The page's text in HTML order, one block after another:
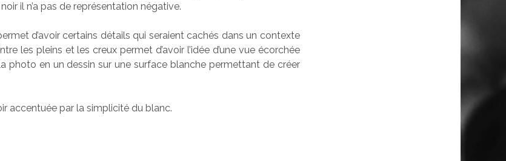
il n’a pas de représentation négative.
d’avoir certains détails qui seraient cachés dans un contexte
les pleins et les creux permet d’avoir l’idée d’une vue écorchée
photo en un dessin sur une surface blanche permettant de créer
accentuée par la simplicité du blanc.